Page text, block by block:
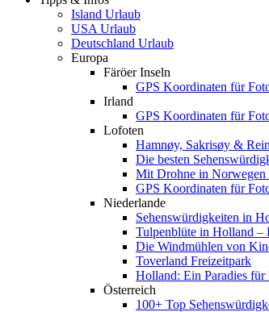
Island Urlaub
USA Urlaub
Deutschland Urlaub
Europa
Färöer Inseln
GPS Koordinaten für
Irland
GPS Koordinaten für
Lofoten
Hamnøy, Sakrisøy &
Die besten
Mit Drohne in Norwegen
GPS Koordinaten für
Niederlande
Sehenswürdigkeiten in
Tulpenblüte in Holland –
Die Windmühlen von
Toverland Freizeitpark
Holland: Ein Paradies
Österreich
100+ Top